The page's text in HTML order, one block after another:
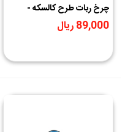
چرخ ربات طرح کالسکه -
کونیک خور
89,000 ریال